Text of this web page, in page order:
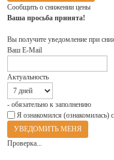
Сообщить о снижении цены
Ваша просьба принята!
Вы получите уведомление при
Ваш E-Mail
Актуальность
- обязательно к заполнению
Я ознакомился (ознакомилась) с
Проверка...